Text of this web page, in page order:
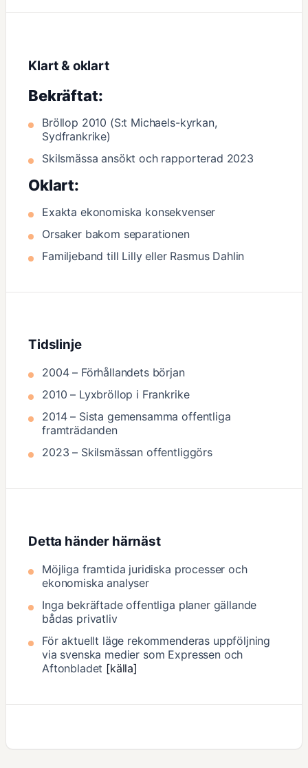
Klart & oklart
Bekräftat:
Bröllop 2010 (S:t Michaels-kyrkan,
Sydfrankrike)
Skilsmässa ansökt och rapporterad 2023
Oklart:
Exakta ekonomiska konsekvenser
Orsaker bakom separationen
Familjeband till Lilly eller Rasmus Dahlin
Tidslinje
2004 – Förhållandets början
2010 – Lyxbröllop i Frankrike
2014 – Sista gemensamma offentliga
framträdanden
2023 – Skilsmässan offentliggörs
Detta händer härnäst
Möjliga framtida juridiska processer och
ekonomiska analyser
Inga bekräftade offentliga planer gällande
bådas privatliv
För aktuellt läge rekommenderas uppföljning
via svenska medier som Expressen och
Aftonbladet [källa]